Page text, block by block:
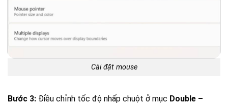
Cài đặt mouse
Bước 3: Điều chỉnh tốc độ nhấp chuột ở mục Double –